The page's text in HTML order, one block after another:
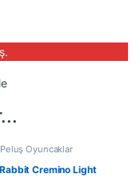
Peluş Oyuncaklar
Cremino Light